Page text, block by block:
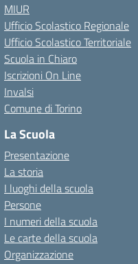
MIUR
Ufficio Scolastico Regionale
Ufficio Scolastico Territoriale
Scuola in Chiaro
Iscrizioni On Line
Invalsi
Comune di Torino
La Scuola
Presentazione
La storia
I luoghi della scuola
Persone
I numeri della scuola
Le carte della scuola
Organizzazione